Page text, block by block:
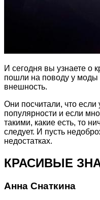
И сегодня вы узнаете о
пошли на поводу у моды
внешность.
Они посчитали, что если
популярности и если
такими, какие есть, то
следует. И пусть
недостатках.
КРАСИВЫЕ
Анна Снаткина